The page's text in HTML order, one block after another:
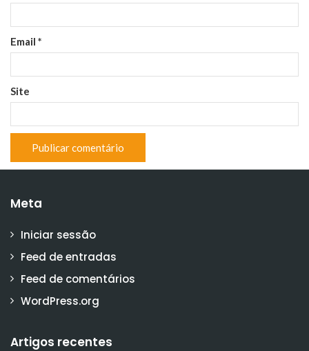
Email *
Site
Meta
Iniciar sessão
Feed de entradas
Feed de comentários
WordPress.org
Artigos recentes